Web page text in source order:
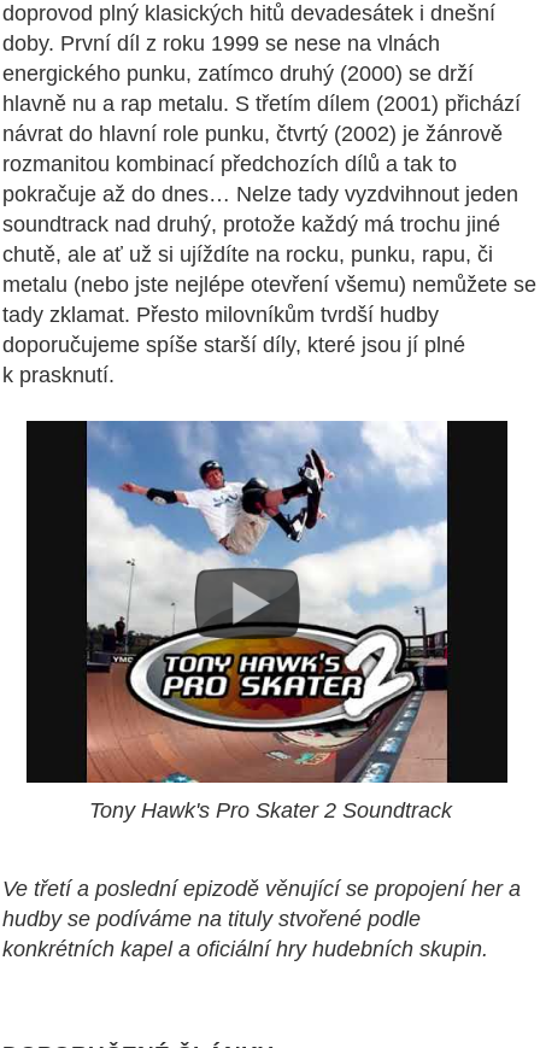
doprovod plný klasických hitů devadesátek i dnešní
doby. První díl z roku 1999 se nese na vlnách
energického punku, zatímco druhý (2000) se drží
hlavně nu a rap metalu. S třetím dílem (2001) přichází
návrat do hlavní role punku, čtvrtý (2002) je žánrově
rozmanitou kombinací předchozích dílů a tak to
pokračuje až do dnes… Nelze tady vyzdvihnout jeden
soundtrack nad druhý, protože každý má trochu jiné
chutě, ale ať už si ujíždíte na rocku, punku, rapu, či
metalu (nebo jste nejlépe otevření všemu) nemůžete se
tady zklamat. Přesto milovníkům tvrdší hudby
doporučujeme spíše starší díly, které jsou jí plné
k prasknutí.
Tony Hawk's Pro Skater 2 Soundtrack
Ve třetí a poslední epizodě věnující se propojení her a
hudby se podíváme na tituly stvořené podle
konkrétních kapel a oficiální hry hudebních skupin.